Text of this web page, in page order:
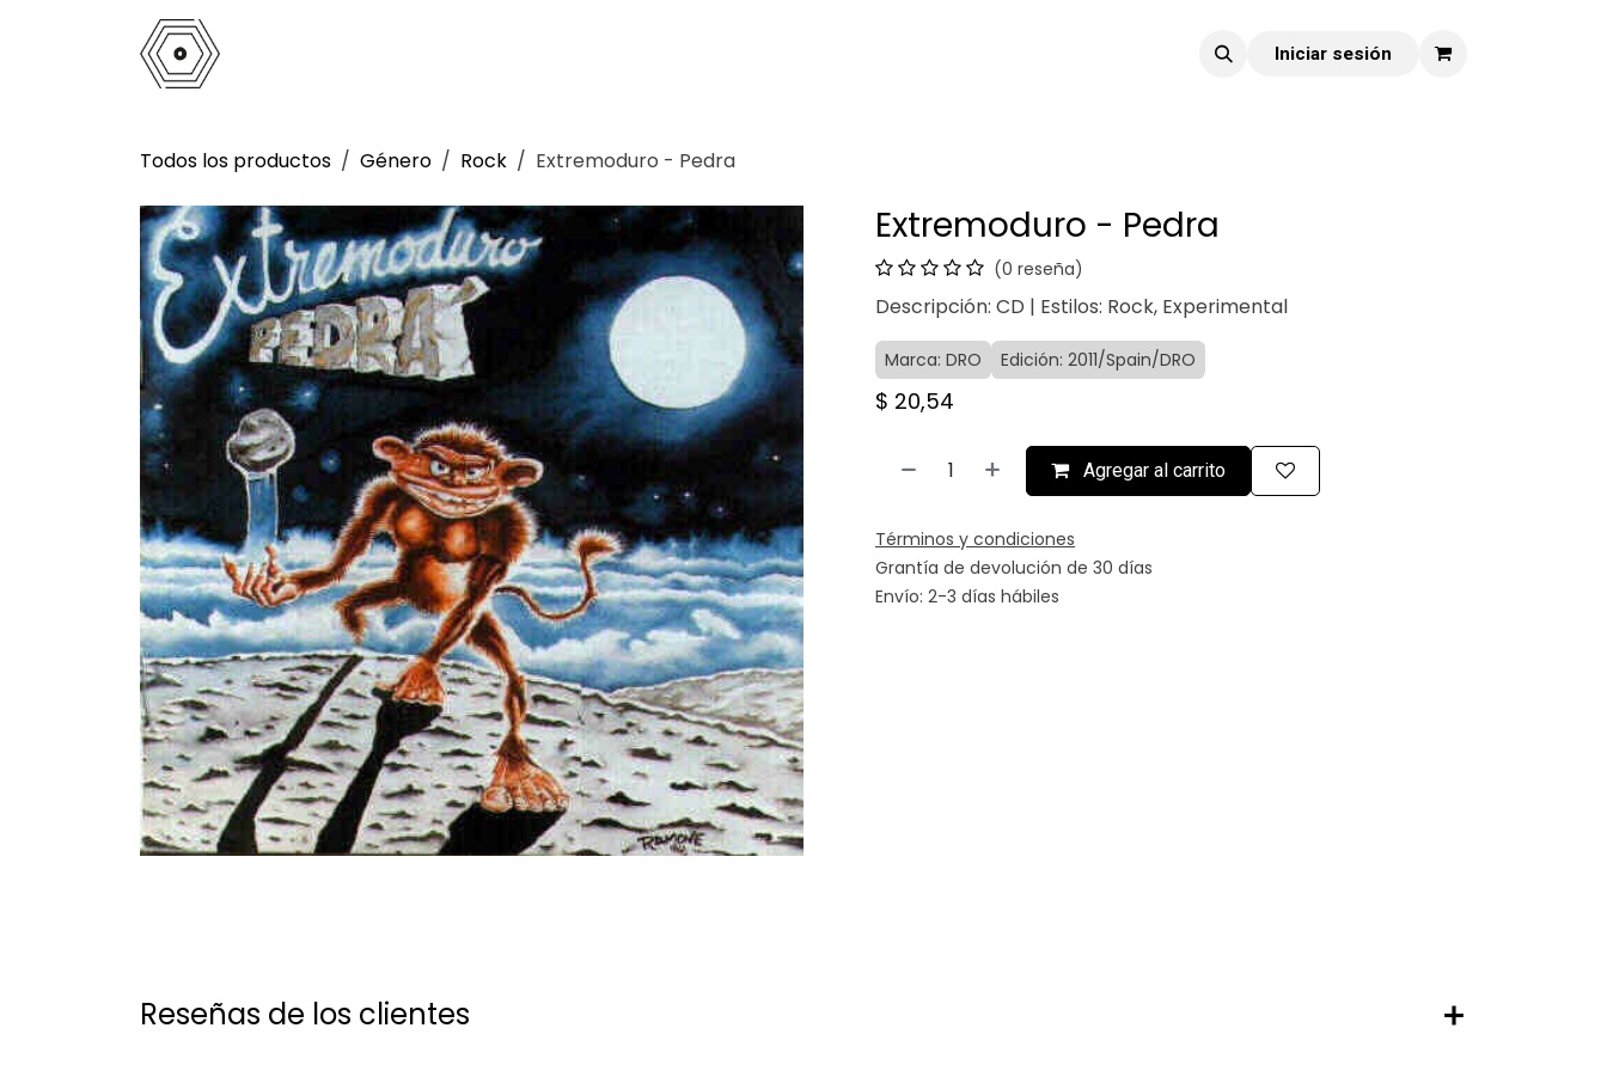
Iniciar sesión
Todos los productos Género Rock Extremoduro - Pedra
Extremoduro - Pedra
(0 reseña)
Descripción: CD | Estilos: Rock, Experimental
Marca: DRO Edición: 2011/Spain/DRO
$ 20,54
Agregar al carrito
Términos y condiciones
Grantía de devolución de 30 días
Envío: 2-3 días hábiles
Reseñas de los clientes